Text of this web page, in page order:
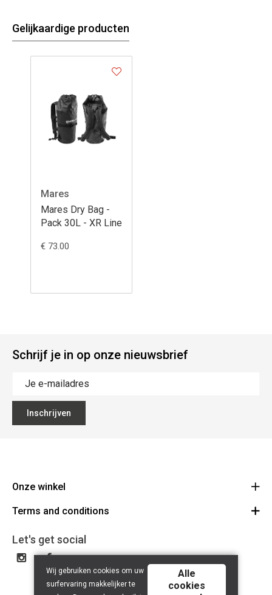
Gelijkaardige producten
Mares
Mares Dry Bag -
Pack 30L - XR Line
€ 73.00
Schrijf je in op onze nieuwsbrief
Inschrijven
Onze winkel
The Big Blue
Route
+32 9 367 01 20
BE 0898 341 150
Terms and conditions
Voorwaarden
Disclaimer
privacy policy
Let's get social
Wij gebruiken cookies om uw
surfervaring makkelijker te
Alle
cookies